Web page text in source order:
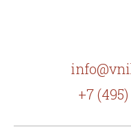
+7